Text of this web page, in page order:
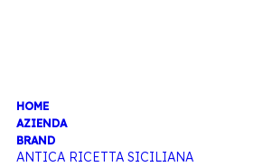
HOME
AZIENDA
BRAND
ANTICA RICETTA SICILIANA
SIMONE